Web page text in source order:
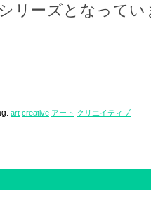
リーズとなってい
art creative アート クリエイティブ